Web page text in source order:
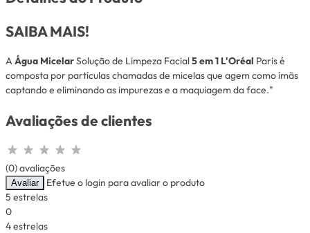
SAIBA MAIS!
A Água MicelarSolução de Limpeza Facial5 em 1 L'Oréal Paris é
composta por partículas chamadas de micelas que agem como ímãs
captando e eliminando as impurezas e a maquiagem da face."
Avaliações de clientes
(0) avaliações
Avaliar
Efetue o login para avaliar o produto
5 estrelas
0
4 estrelas